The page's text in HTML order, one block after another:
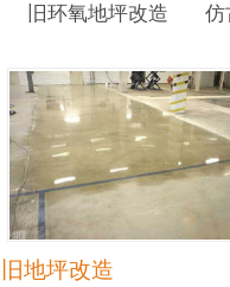
旧环氧地坪改造
仿
旧地坪改造